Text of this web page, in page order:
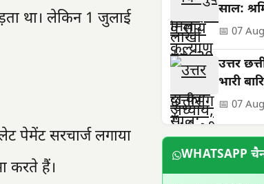
था। लेकिन 1 जुलाई
पेमेंट सरचार्ज लगाया
करते हैं।
साल:
📅 07
उत्तर
भारी
थमेगा
📅 07
WHATSAPP